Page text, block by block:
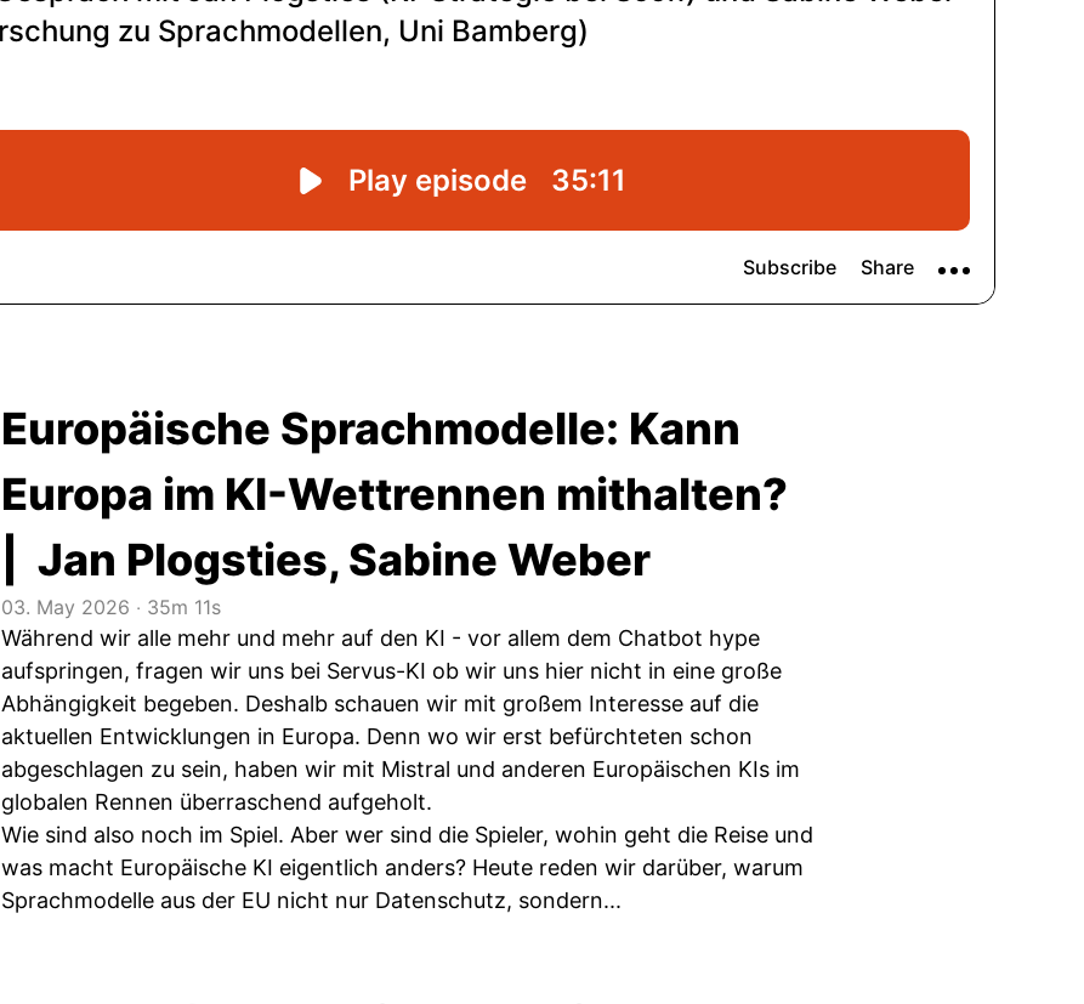
Europäische Sprachmodelle: Kann
Europa im KI-Wettrennen mithalten?
| Jan Plogsties, Sabine Weber
03. May 2026 ‧ 35m 11s
Während wir alle mehr und mehr auf den KI - vor allem dem Chatbot hype
aufspringen, fragen wir uns bei Servus-KI ob wir uns hier nicht in eine große
Abhängigkeit begeben. Deshalb schauen wir mit großem Interesse auf die
aktuellen Entwicklungen in Europa. Denn wo wir erst befürchteten schon
abgeschlagen zu sein, haben wir mit Mistral und anderen Europäischen KIs im
globalen Rennen überraschend aufgeholt.
Wie sind also noch im Spiel. Aber wer sind die Spieler, wohin geht die Reise und
was macht Europäische KI eigentlich anders? Heute reden wir darüber, warum
Sprachmodelle aus der EU nicht nur Datenschutz, sondern...